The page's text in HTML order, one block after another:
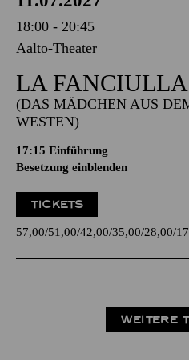
18:00 - 20:45
Aalto-Theater
LA
(DAS MÄDCHEN AUS
WESTEN)
17:15 Einführung
Besetzung einblenden
TICKETS
57,00 51,00 42,00 35,00 28,00
WEITERE